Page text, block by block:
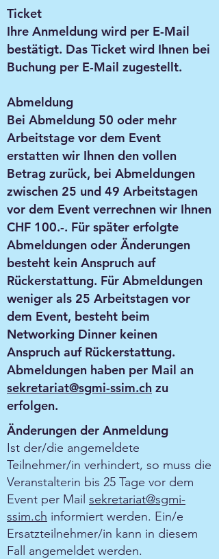
Ticket
Ihre Anmeldung wird per E-Mail
bestätigt. Das Ticket wird Ihnen bei
Buchung per E-Mail zugestellt.
Abmeldung
Bei Abmeldung 50 oder mehr
Arbeitstage vor dem Event
erstatten wir Ihnen den vollen
Betrag zurück, bei Abmeldungen
zwischen 25 und 49 Arbeitstagen
vor dem Event verrechnen wir Ihnen
CHF 100.-. Für später erfolgte
Abmeldungen oder Änderungen
besteht kein Anspruch auf
Rückerstattung. Für Abmeldungen
weniger als 25 Arbeitstagen vor
dem Event, besteht beim
Networking Dinner keinen
Anspruch auf Rückerstattung.
Abmeldungen haben per Mail an
sekretariat@sgmi-ssim.ch zu
erfolgen.​
Änderungen der Anmeldung
Ist der/die angemeldete
Teilnehmer/in verhindert, so muss die
Veranstalterin bis 25 Tage vor dem
Event per Mail sekretariat@sgmi-
ssim.ch informiert werden. Ein/e
Ersatzteilnehmer/in kann in diesem
Fall angemeldet werden.